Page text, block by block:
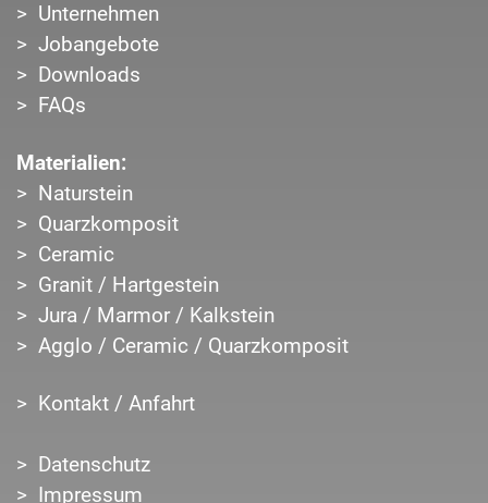
Unternehmen
Jobangebote
Downloads
FAQs
Materialien:
Naturstein
Quarzkomposit
Ceramic
Granit / Hartgestein
Jura / Marmor / Kalkstein
Agglo / Ceramic / Quarzkomposit
Kontakt / Anfahrt
Datenschutz
Impressum